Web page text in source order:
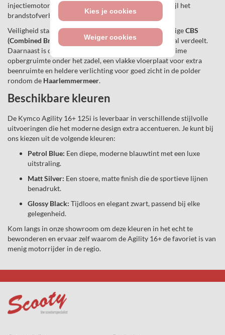
injectiemotor die vlot meekomt met het verkeer, terwijl het
brandstofverbruik indrukwekkend laag blijft.
Veiligheid staat centraal dankzij het standaard aanwezigeCBS
(Combined Braking System), dat de remkracht optimaal verdeelt.
Daarnaast is de scooter praktisch ingesteld met een ruime
opbergruimte onder het zadel, een vlakke vloerplaat voor extra
beenruimte en heldere verlichting voor goed zicht in de polder
rondom de Haarlemmermeer.
Beschikbare kleuren
De Kymco Agility 16+ 125i is leverbaar in verschillende stijlvolle
uitvoeringen die het moderne design extra accentueren. Je kunt bij
ons kiezen uit de volgende kleuren:
Petrol Blue: Een diepe, moderne blauwtint met een luxe
uitstraling.
Matt Silver: Een stoere, matte finish die de sportieve lijnen
benadrukt.
Glossy Black: Tijdloos en elegant zwart, passend bij elke
gelegenheid.
Kom langs in onze showroom om deze kleuren in het echt te
bewonderen en ervaar zelf waarom de Agility 16+ de favoriet is van
menig motorrijder in de regio.
Kies je cookies
Weiger cookies